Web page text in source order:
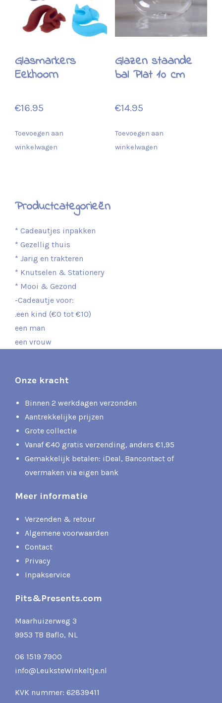
Glasmarkers
Eekhoorn
€16.95
Toevoegen aan
winkelwagen
Glazen staande
bal Plat 10 cm
€14.95
Toevoegen aan
winkelwagen
Productcategorieën
* Cadeautjes inpakken
* Gezellig thuis
* Jarig en trakteren
* Knutselen & Stationery
* Mooi & Gezond
-Cadeautje voor:
.een kind (€0 tot €10)
een man
een vrouw
Onze kracht
Binnen 2 werkdagen verzonden
Aantrekkelijke prijzen
Grote collectie
Vanaf €40 gratis verzending, anders €1,95
Gemakkelijk betalen: iDeal, Bancontact of
overmaken via eigen bank
Meer informatie
Verzenden & retour
Algemene voorwaarden
Contact
Privacy
Inpakservice
Pits&Presents.com
Maarhuizerweg 3
9953 TB Baflo, NL
06 1519 7900
info@LeuksteWinkeltje.nl
KVK nummer: 62839411